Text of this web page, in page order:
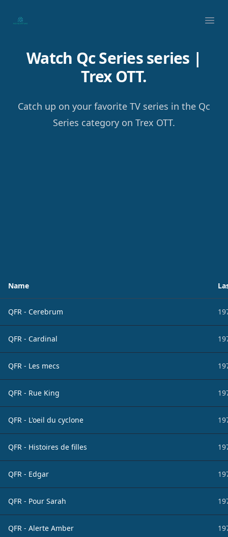
Your Company
Watch Qc Series series |
Trex OTT.
Catch up on your favorite TV series in the Qc
Series category on Trex OTT.
Name
QFR - Cerebrum
QFR - Cardinal
QFR - Les mecs
QFR - Rue King
QFR - L'oeil du cyclone
QFR - Histoires de filles
QFR - Edgar
QFR - Pour Sarah
QFR - Alerte Amber